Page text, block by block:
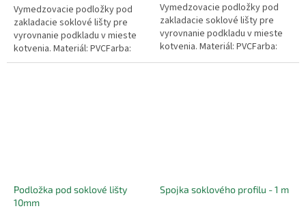
Vymedzovacie podložky pod
zakladacie soklové lišty pre
vyrovnanie podkladu v mieste
kotvenia. Materiál: PVCFarba:
oranžováBalenie: 50ks
Vymedzovacie podložky pod
zakladacie soklové lišty pre
vyrovnanie podkladu v mieste
kotvenia. Materiál: PVCFarba:
modráBalenie: 50ks
Podložka pod soklové lišty
10mm
Spojka soklového profilu - 1 m